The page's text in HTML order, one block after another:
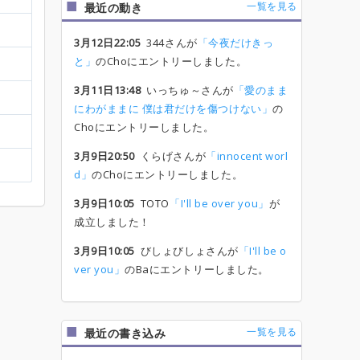
最近の動き 一覧を見る
3月12日22:05 344さんが 「今夜だけきっ
と」のChoにエントリーしました。
3月11日13:48いっちゅ～さんが 「愛のまま
にわがままに 僕は君だけを傷つけない」の
Choにエントリーしました。
3月9日20:50くらげさんが 「innocent worl
d」のChoにエントリーしました。
3月9日10:05 TOTO 「I'll be over you」 が
成立しました！
3月9日10:05 びしょびしょさんが 「I'll be o
ver you」のBaにエントリーしました。
最近の書き込み 一覧を見る